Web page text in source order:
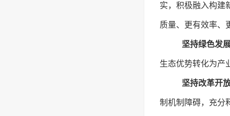
实，积极融入构建
质量、更有效率、
坚持绿色发
生态优势转化为产
坚持改革开
制机制障碍，充分